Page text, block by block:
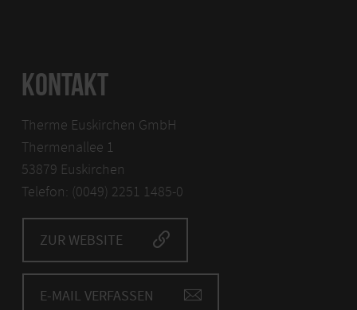
KONTAKT
Therme Euskirchen GmbH
Thermenallee 1
53879 Euskirchen
Telefon: (0049) 2251 1485-0
ZUR WEBSITE
E-MAIL VERFASSEN